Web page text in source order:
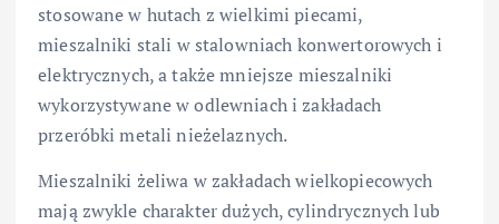
stosowane w hutach z wielkimi piecami,
mieszalniki stali w stalowniach konwertorowych i
elektrycznych, a także mniejsze mieszalniki
wykorzystywane w odlewniach i zakładach
przeróbki metali nieżelaznych.
Mieszalniki żeliwa w zakładach wielkopiecowych
mają zwykle charakter dużych, cylindrycznych lub